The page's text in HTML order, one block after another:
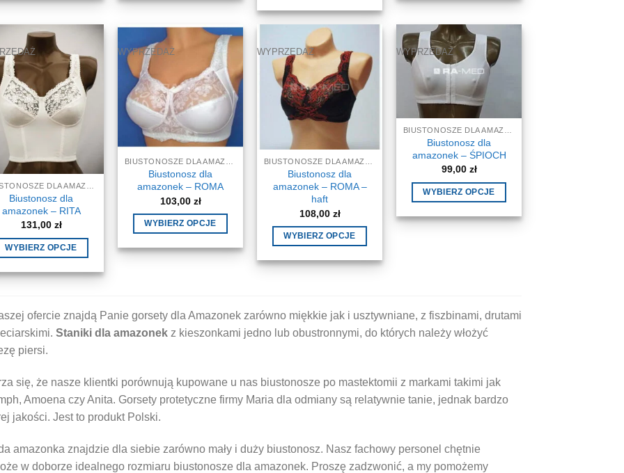
produkt
ma
wiele
wariantów.
Opcje
można
wybrać
na
produkt
wariantów.
Opcje
można
wybrać
na
stronie
produktu
produkt
ma
wiele
wariantów.
Opcje
można
wybrać
stronie
produktu
produkt
ma
wiele
wariantów.
Opcje
można
wybrać
na
stronie
produktu
Biustonosz dla
amazonek – RITA
131,00 zł
WYBIERZ OPCJE
produkt
wiele
wariantów.
Opcje
produktu
WYPRZEDAŻ
Biustonosz dla
amazonek – ROMA
103,00 zł
WYBIERZ OPCJE
produkt
Opcje
można
stronie
produktu
WYPRZEDAŻ
Biustonosz dla
amazonek – ROMA –
haft
108,00 zł
WYBIERZ OPCJE
produkt
wariantów.
Opcje
na
stronie
WYPRZEDAŻ
Biustonosz dla
amazonek – ŚPIOCH
99,00 zł
WYBIERZ OPCJE
produkt
wybrać
na
ofercie znajdą Panie gorsety dla Amazonek zarówno miękkie jak i usztywniane, z fiszbinami, drutami
Staniki dla amazonek z kieszonkami jedno lub obustronnymi, do których należy włożyć
piersi.
się, że nasze klientki porównują kupowane u nas biustonosze po mastektomii z markami takimi jak
Amoena czy Anita. Gorsety protetyczne firmy Maria dla odmiany są relatywnie tanie, jednak bardzo
jakości. Jest to produkt Polski.
amazonka znajdzie dla siebie zarówno mały i duży biustonosz. Nasz fachowy personel chętnie
w doborze idealnego rozmiaru biustonosze dla amazonek. Proszę zadzwonić, a my pomożemy